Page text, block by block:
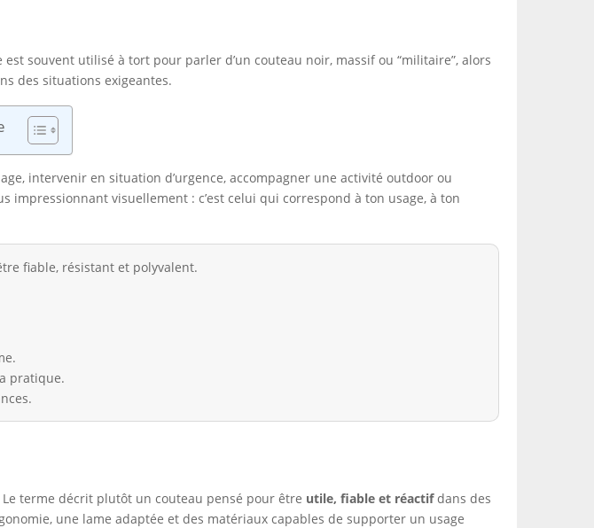
est souvent utilisé à tort pour parler d’un couteau noir, massif ou “militaire”, alors
des situations exigeantes.
intervenir en situation d’urgence, accompagner une activité outdoor ou
impressionnant visuellement : c’est celui qui correspond à ton usage, à ton
fiable, résistant et polyvalent.
pratique.
terme décrit plutôt un couteau pensé pour être utile, fiable et réactifdans des
une lame adaptée et des matériaux capables de supporter un usage